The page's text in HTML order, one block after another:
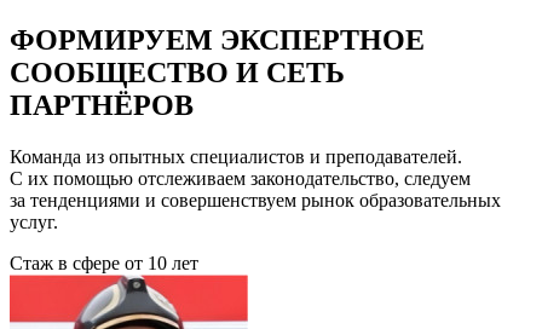
ФОРМИРУЕМ ЭКСПЕРТНОЕ
СООБЩЕСТВО И СЕТЬ
ПАРТНЁРОВ
Команда из опытных специалистов и преподавателей.
С их помощью отслеживаем законодательство, следуем
за тенденциями и совершенствуем рынок образовательных
услуг.
Стаж в сфере от 10 лет